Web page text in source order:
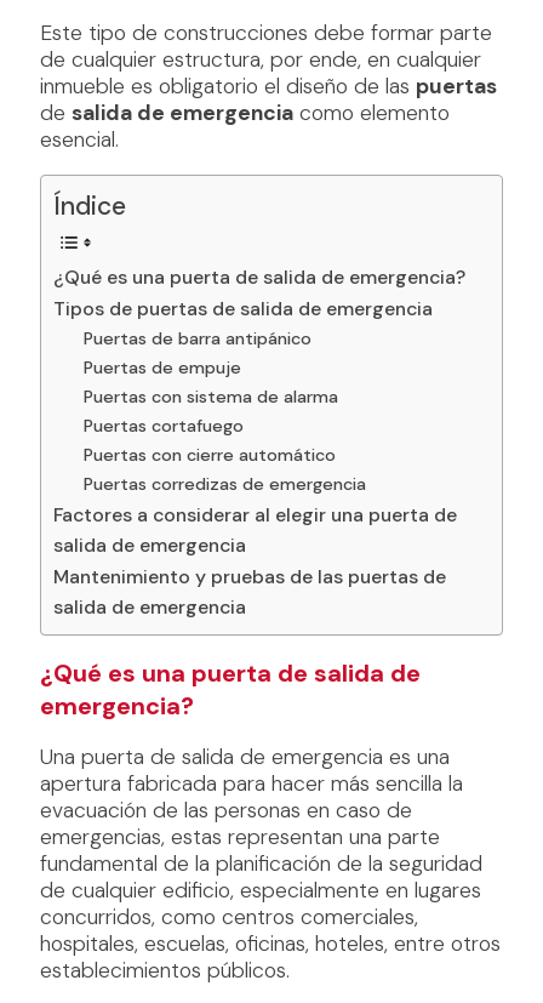
Este tipo de construcciones debe formar parte
de cualquier estructura, por ende, en cualquier
inmueble es obligatorio el diseño de las puertas
de salida de emergencia como elemento
esencial.
Índice
¿Qué es una puerta de salida de emergencia?
Tipos de puertas de salida de emergencia
Puertas de barra antipánico
Puertas de empuje
Puertas con sistema de alarma
Puertas cortafuego
Puertas con cierre automático
Puertas corredizas de emergencia
Factores a considerar al elegir una puerta de
salida de emergencia
Mantenimiento y pruebas de las puertas de
salida de emergencia
¿Qué es una puerta de salida de
emergencia?
Una puerta de salida de emergencia es una
apertura fabricada para hacer más sencilla la
evacuación de las personas en caso de
emergencias, estas representan una parte
fundamental de la planificación de la seguridad
de cualquier edificio, especialmente en lugares
concurridos, como centros comerciales,
hospitales, escuelas, oficinas, hoteles, entre otros
establecimientos públicos.